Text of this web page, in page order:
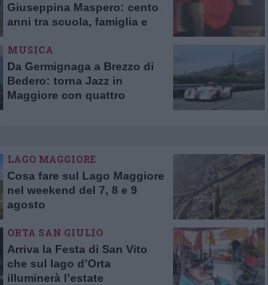
Giuseppina Maspero: cento
anni tra scuola, famiglia e
MUSICA
Da Germignaga a Brezzo di
Bedero: torna Jazz in
Maggiore con quattro
LAGO MAGGIORE
Cosa fare sul Lago Maggiore
nel weekend del 7, 8 e 9
agosto
ORTA SAN GIULIO
Arriva la Festa di San Vito
che sul lago d’Orta
illuminerà l’estate